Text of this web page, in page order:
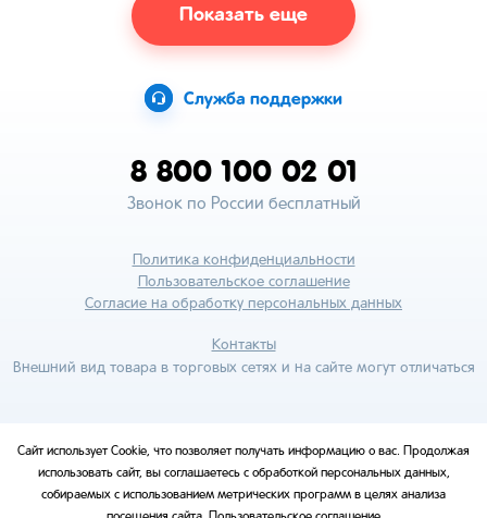
Показать еще
Служба поддержки
8 800 100 02 01
Звонок по России бесплатный
Политика конфиденциальности
Пользовательское соглашение
Согласие на обработку персональных данных
Контакты
Внешний вид товара в торговых сетях и на сайте могут отличаться
Сайт использует Cookie, что позволяет получать информацию о вас. Продолжая
использовать сайт, вы соглашаетесь с обработкой персональных данных,
собираемых с использованием метрических программ в целях анализа